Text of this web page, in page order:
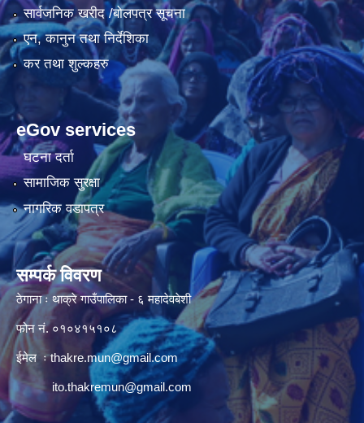
सार्वजनिक खरीद /बोलपत्र सूचना
एन, कानुन तथा निर्देशिका
कर तथा शुल्कहरु
eGov services
घटना दर्ता
सामाजिक सुरक्षा
नागरिक वडापत्र
सम्पर्क विवरण
ठेगाना ः थाक्रे गाउँपालिका - ६ महादेवबेशी
फोन नं. ०१०४१५१०८
ईमेल ःthakre.mun@gmail.com
ito.thakremun@gmail.com